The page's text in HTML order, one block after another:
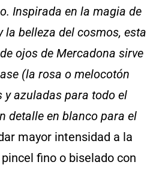
Inspirada en la magia de
la belleza del cosmos, esta
ojos de Mercadona sirve
(la rosa o melocotón
y azuladas para todo el
detalle en blanco para el
mayor intensidad a la
fino o biselado con